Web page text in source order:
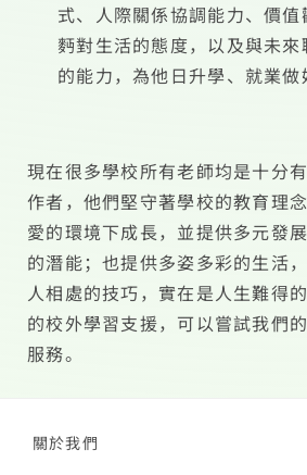
式、人際關係協調能力、價值
麪對生活的態度，以及與未來
的能力，為他日升學、就業做
現在很多學校所有老師均是十分
作者，他們堅守著學校的教育理
愛的環境下成長，並提供多元發
的潛能；也提供多姿多彩的生活
人相處的技巧，實在是人生難得
的校外學習支援，可以嘗試我們
服務。
關於我們